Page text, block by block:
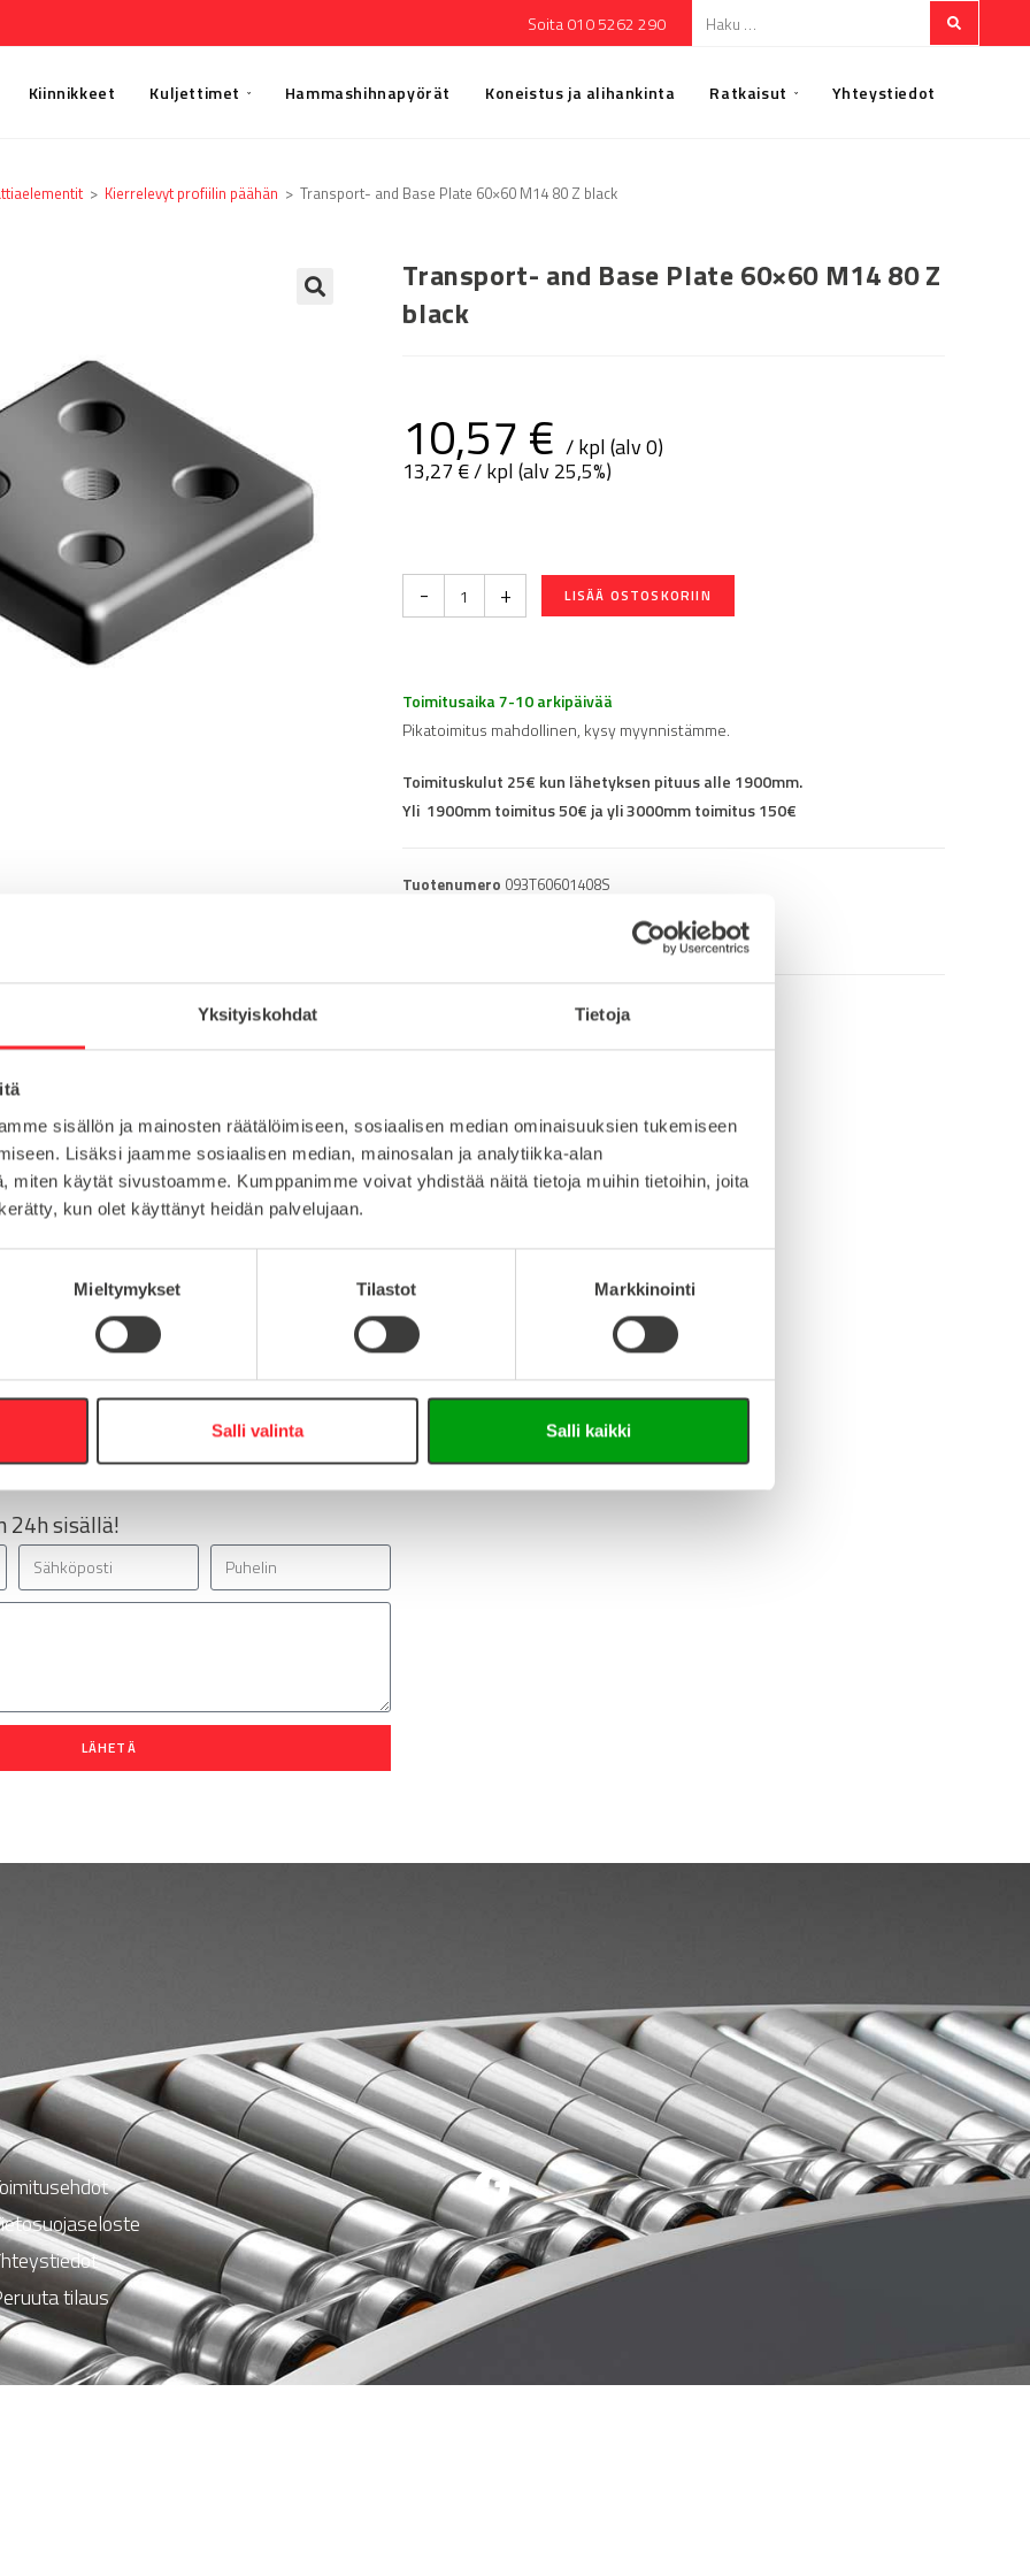
Yksityiskohdat Tietoja
sisällön ja mainosten räätälöimiseen, sosiaalisen median ominaisuuksien tukemiseen
Lisäksi jaamme sosiaalisen median, mainosalan ja analytiikka-alan
miten käytät sivustoamme. Kumppanimme voivat yhdistää näitä tietoja muihin tietoihin, joita
kun olet käyttänyt heidän palvelujaan.
Mieltymykset Tilastot Markkinointi
Salli valinta Salli kaikki
Soita 010 5262 290
Kiinnikkeet Kuljettimet Hammashihnapyörät Koneistus ja alihankinta Ratkaisut Yhteystiedot
> Kierrelevyt profiilin päähän > Transport- and Base Plate 60×60 M14 80 Z black
Transport- and Base Plate 60×60 M14 80 Z
black
10,57€ / kpl (alv 0)
13,27€/ kpl (alv 25,5%)
- + LISÄÄ OSTOSKORIIN
Toimitusaika 7-10 arkipäivää
Pikatoimitus mahdollinen, kysy myynnistämme.
Toimituskulut 25€ kun lähetyksen pituus alle 1900mm.
Yli 1900mm toimitus 50€ ja yli 3000mm toimitus 150€
Tuotenumero 093T60601408S
sinkki
M14 Lataa 3D-tiedosto (Step-tiedosto)
24h sisällä!
LÄHETÄ
tilaus